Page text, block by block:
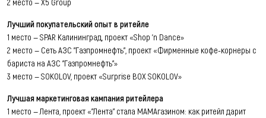
Лучший покупательский опыт в ритейле
1 место — SPAR Калининград, проект «Shop 'n Dance»
2 место — Сеть АЗС "Газпромнефть", проект «Фирменные кофе-корнеры с
бариста на АЗС "Газпромнефть"»
3 место — SOKOLOV, проект «Surprise BOX SOKOLOV»
Лучшая маркетинговая кампания ритейлера
1 место — Лента, проект «"Лента" стала МАМАгазином: как ритейл дарит